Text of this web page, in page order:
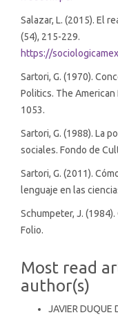
Salazar, L. (2015). El
(54), 215-229.
https://
Sartori, G. (1970).
Politics. The
1053.
Sartori, G. (1988). La
sociales. Fondo de
Sartori, G. (2011).
lenguaje en las
Schumpeter, J.
Folio.
Most read
author(s)
JAVIER DUQUE